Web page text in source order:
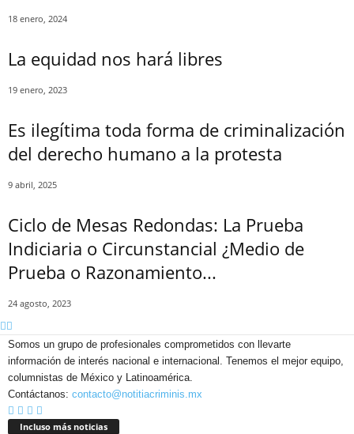
Telegram
18 enero, 2024
La equidad nos hará libres
19 enero, 2023
Es ilegítima toda forma de criminalización
del derecho humano a la protesta
9 abril, 2025
Ciclo de Mesas Redondas: La Prueba
Indiciaria o Circunstancial ¿Medio de
Prueba o Razonamiento...
24 agosto, 2023
Somos un grupo de profesionales comprometidos con llevarte
información de interés nacional e internacional. Tenemos el mejor equipo,
columnistas de México y Latinoamérica.
Contáctanos: contacto@notitiacriminis.mx
Incluso más noticias